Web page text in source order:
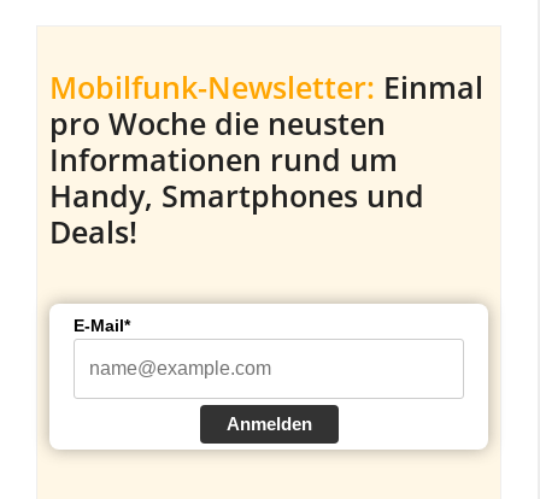
Mobilfunk-Newsletter: Einmal
pro Woche die neusten
Informationen rund um
Handy, Smartphones und
Deals!
E-Mail*
Anmelden